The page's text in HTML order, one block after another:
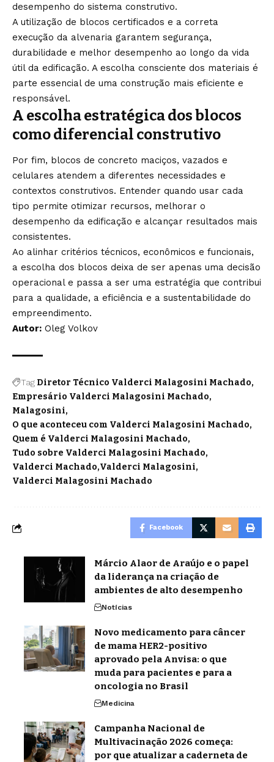
desempenho do sistema construtivo.
A utilização de blocos certificados e a correta
execução da alvenaria garantem segurança,
durabilidade e melhor desempenho ao longo da vida
útil da edificação. A escolha consciente dos materiais é
parte essencial de uma construção mais eficiente e
responsável.
A escolha estratégica dos blocos
como diferencial construtivo
Por fim, blocos de concreto maciços, vazados e
celulares atendem a diferentes necessidades e
contextos construtivos. Entender quando usar cada
tipo permite otimizar recursos, melhorar o
desempenho da edificação e alcançar resultados mais
consistentes.
Ao alinhar critérios técnicos, econômicos e funcionais,
a escolha dos blocos deixa de ser apenas uma decisão
operacional e passa a ser uma estratégia que contribui
para a qualidade, a eficiência e a sustentabilidade do
empreendimento.
Autor: Oleg Volkov
Tag Diretor Técnico Valderci Malagosini Machado
Empresário Valderci Malagosini Machado
Malagosini
O que aconteceu com Valderci Malagosini Machado
Quem é Valderci Malagosini Machado
Tudo sobre Valderci Malagosini Machado
Valderci Machado Valderci Malagosini
Valderci Malagosini Machado
Facebook
Márcio Alaor de Araújo e o papel
da liderança na criação de
ambientes de alto desempenho
Notícias
Novo medicamento para câncer
de mama HER2-positivo
aprovado pela Anvisa: o que
muda para pacientes e para a
oncologia no Brasil
Medicina
Campanha Nacional de
Multivacinação 2026 começa:
por que atualizar a caderneta de